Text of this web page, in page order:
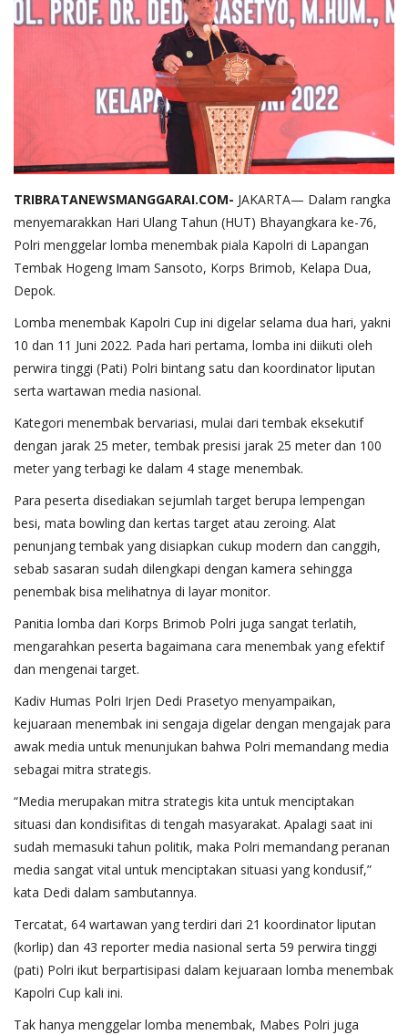
TRIBRATANEWSMANGGARAI.COM- JAKARTA— Dalam rangka
menyemarakkan Hari Ulang Tahun (HUT) Bhayangkara ke-76,
Polri menggelar lomba menembak piala Kapolri di Lapangan
Tembak Hogeng Imam Sansoto, Korps Brimob, Kelapa Dua,
Depok.
Lomba menembak Kapolri Cup ini digelar selama dua hari, yakni
10 dan 11 Juni 2022. Pada hari pertama, lomba ini diikuti oleh
perwira tinggi (Pati) Polri bintang satu dan koordinator liputan
serta wartawan media nasional.
Kategori menembak bervariasi, mulai dari tembak eksekutif
dengan jarak 25 meter, tembak presisi jarak 25 meter dan 100
meter yang terbagi ke dalam 4 stage menembak.
Para peserta disediakan sejumlah target berupa lempengan
besi, mata bowling dan kertas target atau zeroing. Alat
penunjang tembak yang disiapkan cukup modern dan canggih,
sebab sasaran sudah dilengkapi dengan kamera sehingga
penembak bisa melihatnya di layar monitor.
Panitia lomba dari Korps Brimob Polri juga sangat terlatih,
mengarahkan peserta bagaimana cara menembak yang efektif
dan mengenai target.
Kadiv Humas Polri Irjen Dedi Prasetyo menyampaikan,
kejuaraan menembak ini sengaja digelar dengan mengajak para
awak media untuk menunjukan bahwa Polri memandang media
sebagai mitra strategis.
“Media merupakan mitra strategis kita untuk menciptakan
situasi dan kondisifitas di tengah masyarakat. Apalagi saat ini
sudah memasuki tahun politik, maka Polri memandang peranan
media sangat vital untuk menciptakan situasi yang kondusif,”
kata Dedi dalam sambutannya.
Tercatat, 64 wartawan yang terdiri dari 21 koordinator liputan
(korlip) dan 43 reporter media nasional serta 59 perwira tinggi
(pati) Polri ikut berpartisipasi dalam kejuaraan lomba menembak
Kapolri Cup kali ini.
Tak hanya menggelar lomba menembak, Mabes Polri juga